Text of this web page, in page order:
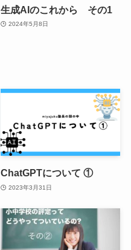
生成AIのこれから その1
2024年5月8日
ChatGPTについて ①
2023年3月31日